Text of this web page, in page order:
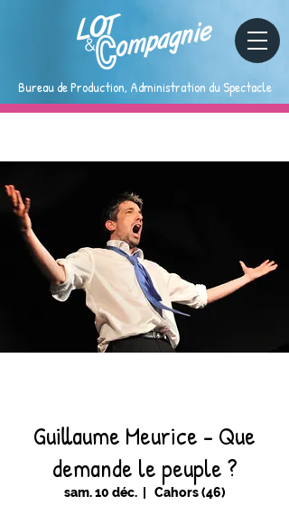
Bureau de Production, Administration du Spectacle
Guillaume Meurice - Que
demande le peuple ?
sam. 10 déc.
  |
Cahors (46)